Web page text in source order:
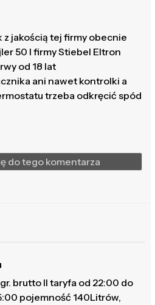
z jakością tej firmy obecnie
50 l firmy Stiebel Eltron
od 18 lat
ani nawet kontrolki a
trzeba odkręcić spód
do tego komentarza
brutto II taryfa od 22:00 do
pojemność 140Litrów,